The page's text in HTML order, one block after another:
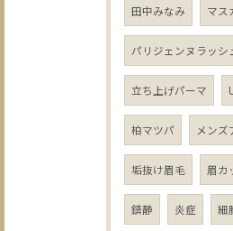
田中みなみ マス
パリジェンヌラッシ
立ち上げパーマ
柏マツパ メンズ
垢抜け眉毛 眉カ
鎮静 炎症 細